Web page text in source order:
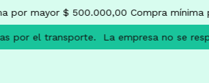
por mayor $ 500.000,00 Compra mínima
por el transporte. La empresa no se